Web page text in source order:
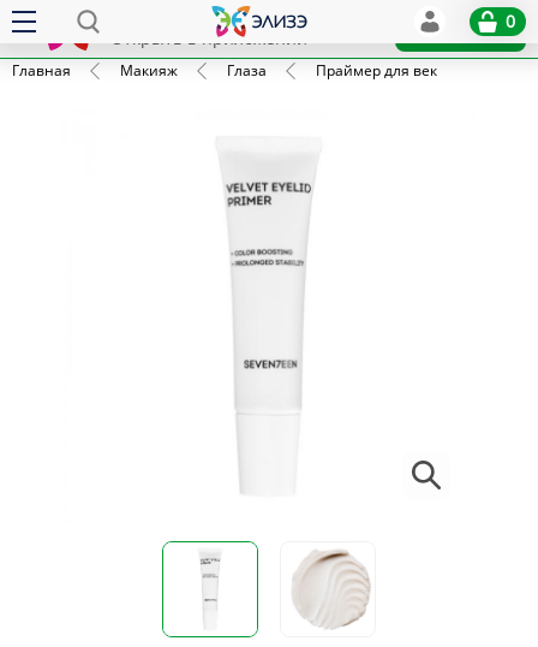
x
Открыть в приложении
Установить
0
Главная Макияж Глаза Праймер для век